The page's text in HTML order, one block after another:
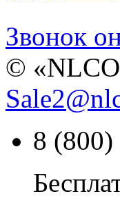
Звонок
©
Sale2@
8 (800)